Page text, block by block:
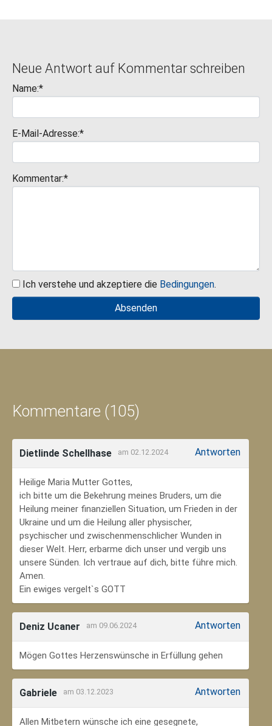
Neue Antwort auf Kommentar schreiben
Name:*
E-Mail-Adresse:*
Kommentar:*
Ich verstehe und akzeptiere die Bedingungen.
Kommentare (105)
Dietlinde Schellhase am 02.12.2024 Antworten
Heilige Maria Mutter Gottes,
ich bitte um die Bekehrung meines Bruders, um die
Heilung meiner finanziellen Situation, um Frieden in der
Ukraine und um die Heilung aller physischer,
psychischer und zwischenmenschlicher Wunden in
dieser Welt. Herr, erbarme dich unser und vergib uns
unsere Sünden. Ich vertraue auf dich, bitte führe mich.
Amen.
Ein ewiges vergelt`s GOTT
Deniz Ucaner am 09.06.2024 Antworten
Mögen Gottes Herzenswünsche in Erfüllung gehen
Gabriele am 03.12.2023 Antworten
Allen Mitbetern wünsche ich eine gesegnete,